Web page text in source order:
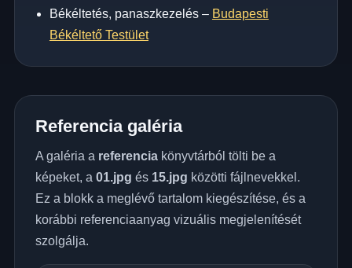
Békéltetés, panaszkezelés – Budapesti
Békéltető Testület
Referencia galéria
A galéria a referenciakönyvtárból tölti be a
képeket, a 01.jpg és 15.jpg közötti fájlnevekkel.
Ez a blokk a meglévő tartalom kiegészítése, és a
korábbi referenciaanyag vizuális megjelenítését
szolgálja.